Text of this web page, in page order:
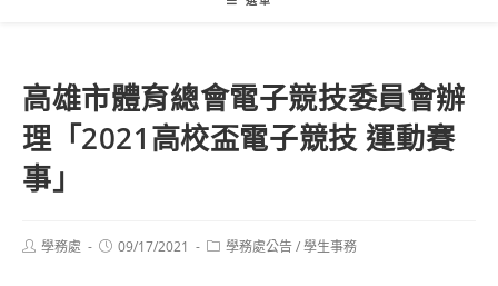
高雄市體育總會電子競技委員會辦
理「2021高校盃電子競技 運動賽
事」
Post學務處
Post09/17/2021
Post學務處公告/學生事務